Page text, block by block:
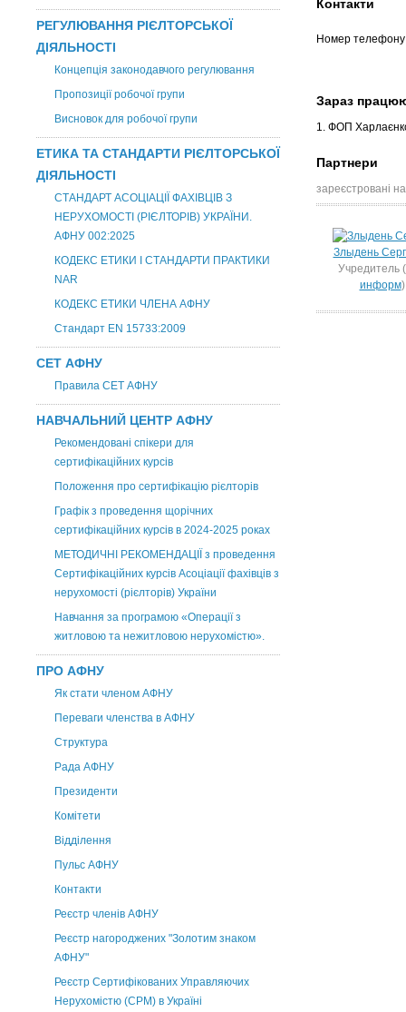
РЕГУЛЮВАННЯ РІЄЛТОРСЬКОЇ
ДІЯЛЬНОСТІ
Концепція законодавчого регулювання
Пропозиції робочої групи
Висновок для робочої групи
ЕТИКА ТА СТАНДАРТИ РІЄЛТОРСЬКОЇ
ДІЯЛЬНОСТІ
СТАНДАРТ АСОЦІАЦІЇ ФАХІВЦІВ З
НЕРУХОМОСТІ (РІЄЛТОРІВ) УКРАЇНИ.
АФНУ 002:2025
КОДЕКС ЕТИКИ І СТАНДАРТИ ПРАКТИКИ
NAR
КОДЕКС ЕТИКИ ЧЛЕНА АФНУ
Стандарт EN 15733:2009
СЕТ АФНУ
Правила СЕТ АФНУ
НАВЧАЛЬНИЙ ЦЕНТР АФНУ
Рекомендовані спікери для
сертифікаційних курсів
Положення про сертифікацію рієлторів
Графік з проведення щорічних
сертифікаційних курсів в 2024-2025 роках
МЕТОДИЧНІ РЕКОМЕНДАЦІЇ з проведення
Сертифікаційних курсів Асоціації фахівців з
нерухомості (рієлторів) України
Навчання за програмою «Операції з
житловою та нежитловою нерухомістю».
ПРО АФНУ
Як стати членом АФНУ
Переваги членства в АФНУ
Структура
Рада АФНУ
Президенти
Комітети
Відділення
Пульс АФНУ
Контакти
Реєстр членів АФНУ
Реєстр нагороджених "Золотим знаком
АФНУ"
Реєстр Сертифікованих Управляючих
Нерухомістю (CPM) в Україні
Контакти
Номер
Зараз
1. ФОП
Партнери
зареєстровані
Злыдень
Учредитель (
информ)